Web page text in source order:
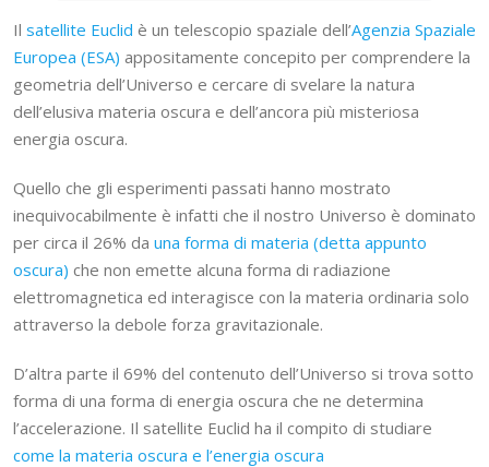
Il satellite Euclid è un telescopio spaziale dell’Agenzia Spaziale
Europea (ESA) appositamente concepito per comprendere la
geometria dell’Universo e cercare di svelare la natura
dell’elusiva materia oscura e dell’ancora più misteriosa
energia oscura.
Quello che gli esperimenti passati hanno mostrato
inequivocabilmente è infatti che il nostro Universo è dominato
per circa il 26% da una forma di materia (detta appunto
oscura) che non emette alcuna forma di radiazione
elettromagnetica ed interagisce con la materia ordinaria solo
attraverso la debole forza gravitazionale.
D’altra parte il 69% del contenuto dell’Universo si trova sotto
forma di una forma di energia oscura che ne determina
l’accelerazione. Il satellite Euclid ha il compito di studiare
come la materia oscura e l’energia oscura